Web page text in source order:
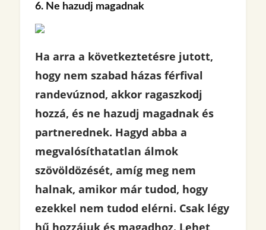
6. Ne hazudj magadnak
Ha arra a következtetésre jutott,
hogy nem szabad házas férfival
randevúznod, akkor ragaszkodj
hozzá, és ne hazudj magadnak és
partnerednek. Hagyd abba a
megvalósíthatatlan álmok
szövöldözését, amíg meg nem
halnak, amikor már tudod, hogy
ezekkel nem tudod elérni. Csak légy
hű hozzájuk és magadhoz. Lehet,